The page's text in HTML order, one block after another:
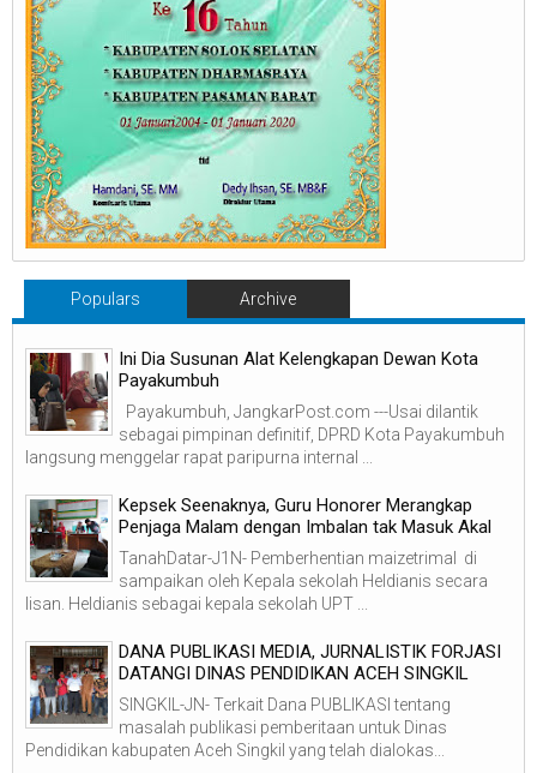
Populars Archive
Ini Dia Susunan Alat Kelengkapan Dewan Kota
Payakumbuh
Payakumbuh, JangkarPost.com ---Usai dilantik
sebagai pimpinan definitif, DPRD Kota Payakumbuh
langsung menggelar rapat paripurna internal ...
Kepsek Seenaknya, Guru Honorer Merangkap
Penjaga Malam dengan Imbalan tak Masuk Akal
TanahDatar-J1N- Pemberhentian maizetrimal di
sampaikan oleh Kepala sekolah Heldianis secara
lisan. Heldianis sebagai kepala sekolah UPT ...
DANA PUBLIKASI MEDIA, JURNALISTIK FORJASI
DATANGI DINAS PENDIDIKAN ACEH SINGKIL
SINGKIL-JN- Terkait Dana PUBLIKASI tentang
masalah publikasi pemberitaan untuk Dinas
Pendidikan kabupaten Aceh Singkil yang telah dialokas...